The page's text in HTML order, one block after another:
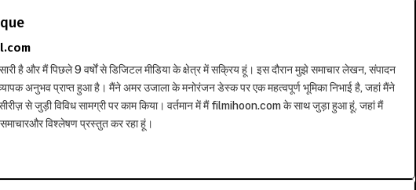
है और मैं पिछले 9 वर्षों से डिजिटल मीडिया के क्षेत्र में सक्रिय हूं। इस दौरान मुझे समाचार लेखन, संपादन
अनुभव प्राप्त हुआ है। मैंने अमर उजाला के मनोरंजन डेस्क पर एक महत्वपूर्ण भूमिका निभाई है, जहां मैंने
से जुड़ी विविध सामग्री पर काम किया। वर्तमान में मैं filmihoon.com के साथ जुड़ा हुआ हूं, जहां मैं
विश्लेषण प्रस्तुत कर रहा हूं।